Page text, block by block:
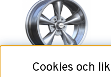
Barzetta America Titanium
Cookies och